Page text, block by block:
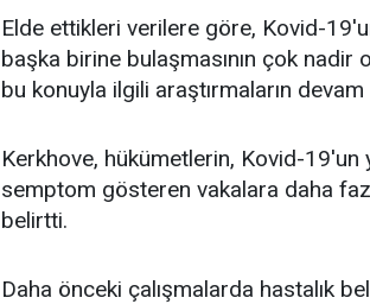
Elde ettikleri verilere göre, Kovid-
başka birine bulaşmasının çok
bu konuyla ilgili araştırmaların
Kerkhove, hükümetlerin, Kovid-19'un
semptom gösteren vakalara daha
belirtti.
Daha önceki çalışmalarda hastalık